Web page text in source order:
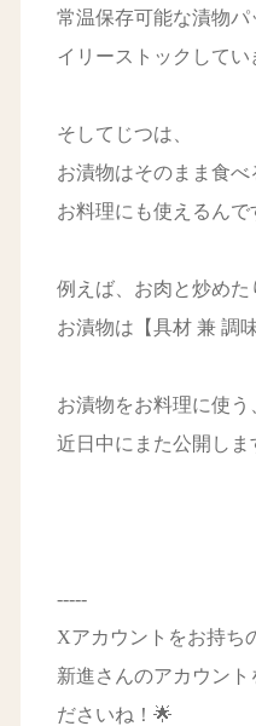
常温保存可能な漬物
イリーストックして
そしてじつは、
お漬物はそのまま食べ
お料理にも使えるんで
例えば、お肉と炒めた
お漬物は【具材 兼 調
お漬物をお料理に使う
近日中にまた公開しま
-----
Xアカウントをお持ち
新進さんのアカウント
ださいね！🌟